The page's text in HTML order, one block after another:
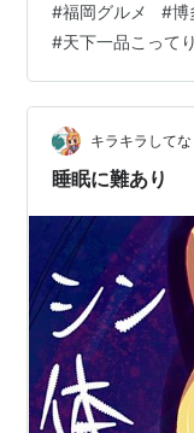
訪麺したきました
が少ないため入場
以上はクローズと
を敢えてやらない
す！入口に「スタ
れていたり、並ぶ
#福岡グルメ #博
#天下一品こって
キラキラして
睡眠に難あり